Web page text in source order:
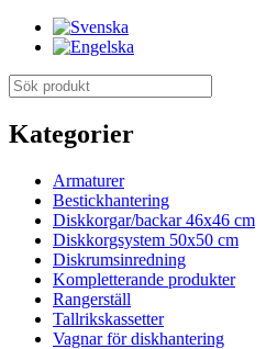
Kategorier
Armaturer
Bestickhantering
Diskkorgar/backar 46x46 cm
Diskkorgsystem 50x50 cm
Diskrumsinredning
Kompletterande produkter
Rangerställ
Tallrikskassetter
Vagnar för diskhantering